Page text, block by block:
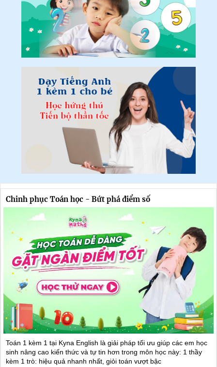
Chinh phục Toán học - Bứt phá điểm số
Toán 1 kèm 1 tại Kyna English là giải pháp tối ưu giúp các em học
sinh nâng cao kiến thức và tự tin hơn trong môn học này: 1 thầy
kèm 1 trò: hiệu quả nhanh nhất, giỏi toán vượt bậc